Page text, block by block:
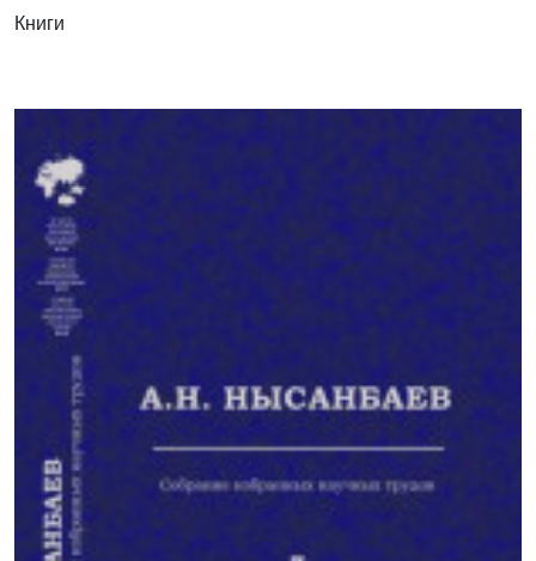
Книги